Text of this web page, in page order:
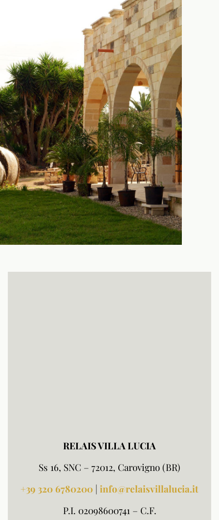
RELAIS VILLA LUCIA
Ss 16, SNC – 72012, Carovigno (BR)
+39 320 6780200 | info@relaisvillalucia.it
P.I. 02098600741 – C.F.